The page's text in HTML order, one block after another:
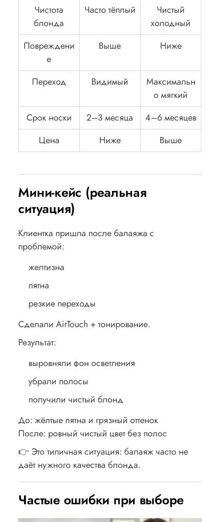
Чистота
блонда
Часто тёплый
Чистый
холодный
Повреждени
е
Выше Ниже
Переход Видимый
Максимальн
о мягкий
Срок носки
2–3 месяца
4–6 месяцев
Цена
Ниже Выше
Мини-кейс (реальная
ситуация)
Клиентка пришла после балаяжа с
проблемой:
желтизна
пятна
резкие переходы
Сделали AirTouch + тонирование.
Результат:
выровняли фон осветления
убрали полосы
получили чистый блонд
До: жёлтые пятна и грязный оттенок
После: ровный чистый цвет без полос
👉 Это типичная ситуация: балаяж часто не
даёт нужного качества блонда.
Частые ошибки при выборе